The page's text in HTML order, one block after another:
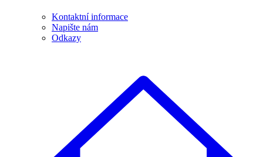
Kontaktní informace
Napište nám
Odkazy